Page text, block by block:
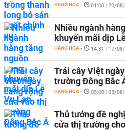
HÀNG HÓA - 01:00 | 20/
Nhiều ngành
khuyến mãi dịp
HÀNG HÓA - 14:31 | 17/
Trái cây Việt
trường Đông Bắc
HÀNG HÓA - 05:00 | 03/
Thủ tướng đề
cửa thị trường